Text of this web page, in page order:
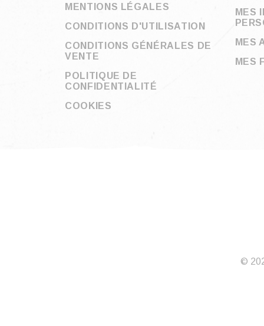
MENTIONS LÉGALES
CONDITIONS D'UTILISATION
CONDITIONS GÉNÉRALES DE
VENTE
POLITIQUE DE
CONFIDENTIALITÉ
COOKIES
MES
MES
MES
©